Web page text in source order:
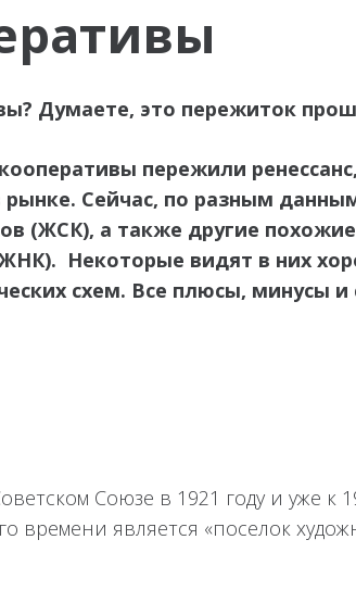
Думаете, это пережиток
пережили
Сейчас, по разным
(ЖСК), а также другие
Некоторые видят в них
схем. Все плюсы, минусы
Союзе в 1921 году и уже к
является «поселок